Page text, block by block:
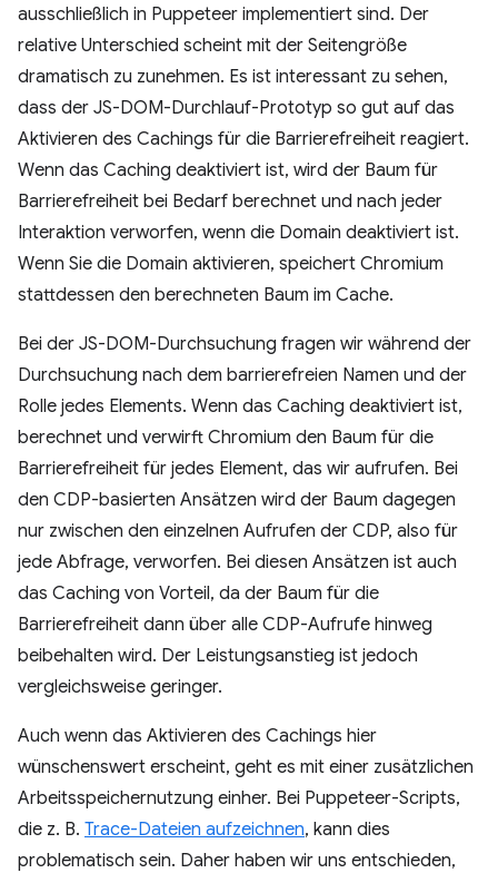
ausschließlich in Puppeteer implementiert sind. Der
relative Unterschied scheint mit der Seitengröße
dramatisch zu zunehmen. Es ist interessant zu sehen,
dass der JS-DOM-Durchlauf-Prototyp so gut auf das
Aktivieren des Cachings für die Barrierefreiheit reagiert.
Wenn das Caching deaktiviert ist, wird der Baum für
Barrierefreiheit bei Bedarf berechnet und nach jeder
Interaktion verworfen, wenn die Domain deaktiviert ist.
Wenn Sie die Domain aktivieren, speichert Chromium
stattdessen den berechneten Baum im Cache.
Bei der JS-DOM-Durchsuchung fragen wir während der
Durchsuchung nach dem barrierefreien Namen und der
Rolle jedes Elements. Wenn das Caching deaktiviert ist,
berechnet und verwirft Chromium den Baum für die
Barrierefreiheit für jedes Element, das wir aufrufen. Bei
den CDP-basierten Ansätzen wird der Baum dagegen
nur zwischen den einzelnen Aufrufen der CDP, also für
jede Abfrage, verworfen. Bei diesen Ansätzen ist auch
das Caching von Vorteil, da der Baum für die
Barrierefreiheit dann über alle CDP-Aufrufe hinweg
beibehalten wird. Der Leistungsanstieg ist jedoch
vergleichsweise geringer.
Auch wenn das Aktivieren des Cachings hier
wünschenswert erscheint, geht es mit einer zusätzlichen
Arbeitsspeichernutzung einher. Bei Puppeteer-Scripts,
die z. B. Trace-Dateien aufzeichnen, kann dies
problematisch sein. Daher haben wir uns entschieden,